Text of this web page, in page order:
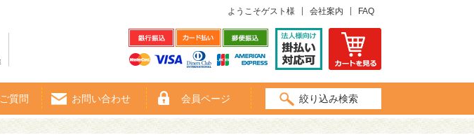
ようこそゲスト様 会社案内 FAQ
質問 お問い合わせ 会員ページ 絞り込み検索